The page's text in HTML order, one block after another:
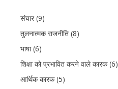
संचार (9)
तुलनात्मक राजनीति (8)
भाषा (6)
शिक्षा को प्रभावित करने वाले कारक (6)
आर्थिक कारक (5)